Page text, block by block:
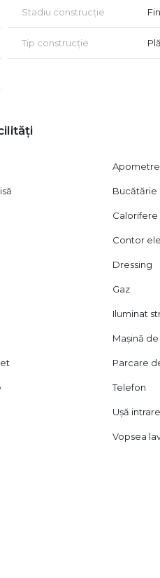
transport
minute distanță
vizionare, în conformitate cu
Stadiu construcție
Tip construcție
Apometre
Bucătărie
Calorifere
Contor
Dressing
Gaz
Iluminat
Mașină
Parcare
Telefon
Ușă
Vopsea